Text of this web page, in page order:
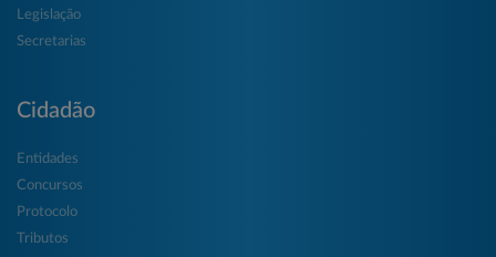
Legislação
Secretarias
Cidadão
Entidades
Concursos
Protocolo
Tributos